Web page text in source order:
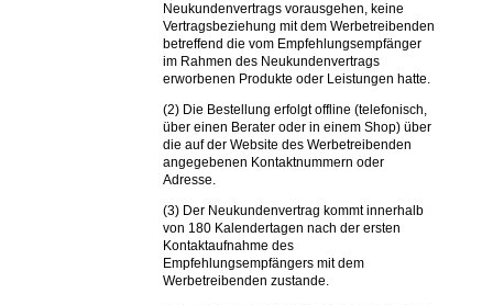
Neukundenvertrags vorausgehen, keine
Vertragsbeziehung mit dem Werbetreibenden
betreffend die vom Empfehlungsempfänger
im Rahmen des Neukundenvertrags
erworbenen Produkte oder Leistungen hatte.
(2) Die Bestellung erfolgt offline (telefonisch,
über einen Berater oder in einem Shop) über
die auf der Website des Werbetreibenden
angegebenen Kontaktnummern oder
Adresse.
(3) Der Neukundenvertrag kommt innerhalb
von 180 Kalendertagen nach der ersten
Kontaktaufnahme des
Empfehlungsempfängers mit dem
Werbetreibenden zustande.